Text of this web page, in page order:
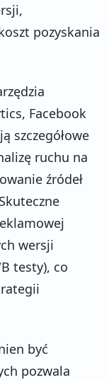
pozyskania
Facebook
szczegółowe
ruchu na
źródeł
wersji
testy), co
być
pozwala